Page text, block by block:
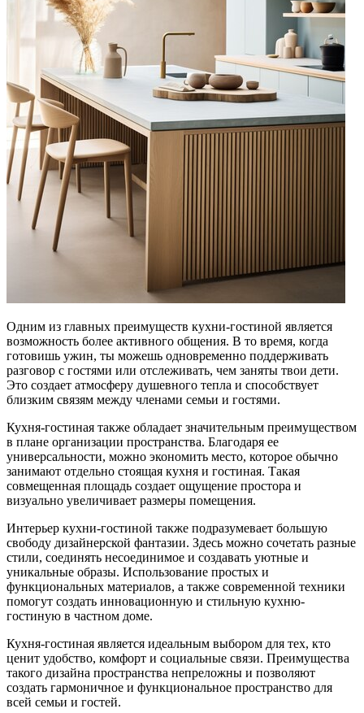
Одним из главных преимуществ кухни-гостиной является
возможность более активного общения. В то время, когда
готовишь ужин, ты можешь одновременно поддерживать
разговор с гостями или отслеживать, чем заняты твои дети.
Это создает атмосферу душевного тепла и способствует
близким связям между членами семьи и гостями.
Кухня-гостиная также обладает значительным преимуществом
в плане организации пространства. Благодаря ее
универсальности, можно экономить место, которое обычно
занимают отдельно стоящая кухня и гостиная. Такая
совмещенная площадь создает ощущение простора и
визуально увеличивает размеры помещения.
Интерьер кухни-гостиной также подразумевает большую
свободу дизайнерской фантазии. Здесь можно сочетать разные
стили, соединять несоединимое и создавать уютные и
уникальные образы. Использование простых и
функциональных материалов, а также современной техники
помогут создать инновационную и стильную кухню-
гостиную в частном доме.
Кухня-гостиная является идеальным выбором для тех, кто
ценит удобство, комфорт и социальные связи. Преимущества
такого дизайна пространства непреложны и позволяют
создать гармоничное и функциональное пространство для
всей семьи и гостей.